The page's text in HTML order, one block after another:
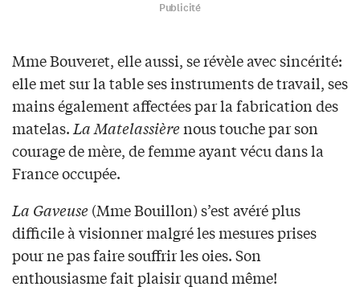
Publicité
Mme Bouveret, elle aussi, se révèle avec sincérité:
elle met sur la table ses instruments de travail, ses
mains également affectées par la fabrication des
matelas. La Matelassièrenous touche par son
courage de mère, de femme ayant vécu dans la
France occupée.
La Gaveuse (Mme Bouillon) s’est avéré plus
difficile à visionner malgré les mesures prises
pour ne pas faire souffrir les oies. Son
enthousiasme fait plaisir quand même!